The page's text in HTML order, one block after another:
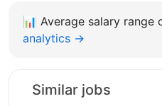
📊 Average salary range
analytics →
Similar jobs